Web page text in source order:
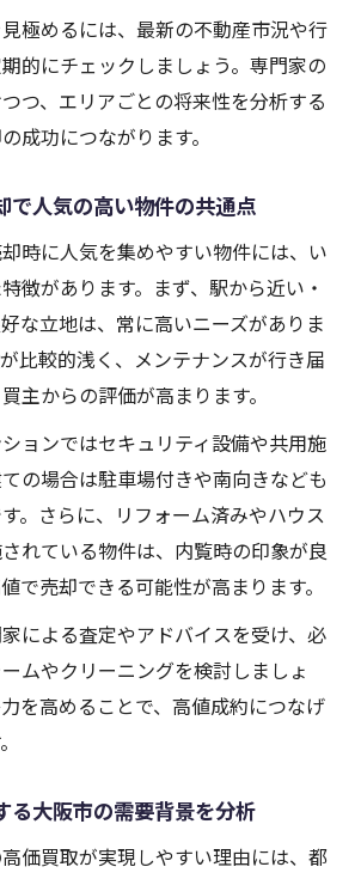
極めるには、最新の不動産市況や行
的にチェックしましょう。専門家の
つ、エリアごとの将来性を分析する
成功につながります。
で人気の高い物件の共通点
時に人気を集めやすい物件には、い
徴があります。まず、駅から近い・
な立地は、常に高いニーズがありま
比較的浅く、メンテナンスが行き届
主からの評価が高まります。
ョンではセキュリティ設備や共用施
の場合は駐車場付きや南向きなども
。さらに、リフォーム済みやハウス
れている物件は、内覧時の印象が良
で売却できる可能性が高まります。
による査定やアドバイスを受け、必
ムやクリーニングを検討しましょ
を高めることで、高値成約につなげ
る大阪市の需要背景を分析
価買取が実現しやすい理由には、都